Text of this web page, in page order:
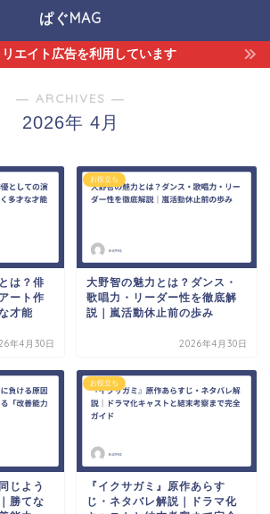
ぱぐMAG
エイト広告を利用しています
― ARCHIVES ―
2026年 4月
は？俳
ート作
才能
年4月30日
お役立ち
大野智の魅力とは？ダンス・
歌唱力・リーダー性を徹底解
説｜嵐活動休止前の歩み
2026年4月30日
じよう
勝てな
お役立ち
『イクサガミ』原作あらす
じ・ネタバレ解説｜ドラマ化